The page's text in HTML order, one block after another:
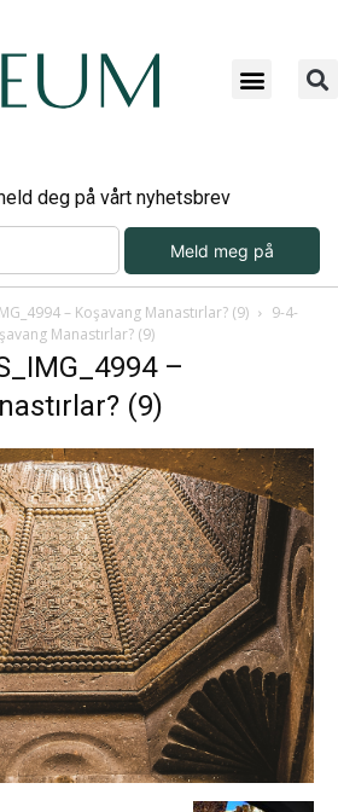
deg på vårt nyhetsbrev
Meld meg på
– Koşavang Manastırlar? (9)
9-4-
Manastırlar? (9)
–
(9)